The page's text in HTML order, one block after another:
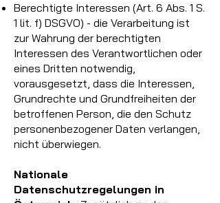
Berechtigte Interessen (Art. 6 Abs. 1 S.
1 lit. f) DSGVO) - die Verarbeitung ist
zur Wahrung der berechtigten
Interessen des Verantwortlichen oder
eines Dritten notwendig,
vorausgesetzt, dass die Interessen,
Grundrechte und Grundfreiheiten der
betroffenen Person, die den Schutz
personenbezogener Daten verlangen,
nicht überwiegen.
Nationale
Datenschutzregelungen in